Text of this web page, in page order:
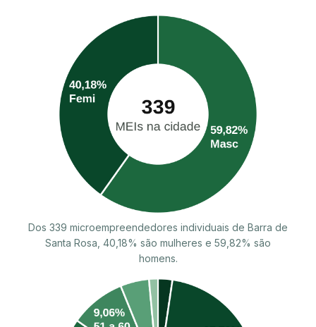
Dos 339 microempreendedores individuais de Barra de
Santa Rosa, 40,18% são mulheres e 59,82% são
homens.